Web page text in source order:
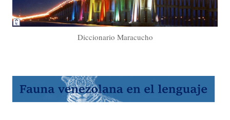
Diccionario Maracucho